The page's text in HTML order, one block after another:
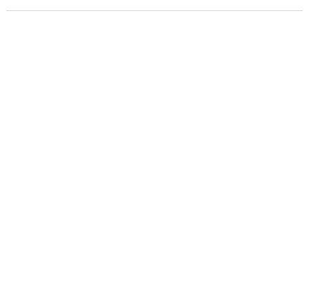
tournant. D'autant plus qu'elle a gagné des chevaux